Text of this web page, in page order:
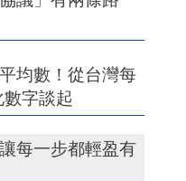
均數！從台灣每
字談起
每一步都輕盈有